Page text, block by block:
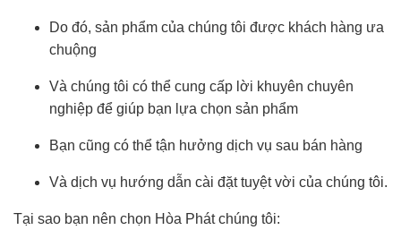
Do đó, sản phẩm của chúng tôi được khách hàng ưa
chuộng
Và chúng tôi có thể cung cấp lời khuyên chuyên
nghiệp để giúp bạn lựa chọn sản phẩm
Bạn cũng có thể tận hưởng dịch vụ sau bán hàng
Và dịch vụ hướng dẫn cài đặt tuyệt vời của chúng tôi.
Tại sao bạn nên chọn Hòa Phát chúng tôi: